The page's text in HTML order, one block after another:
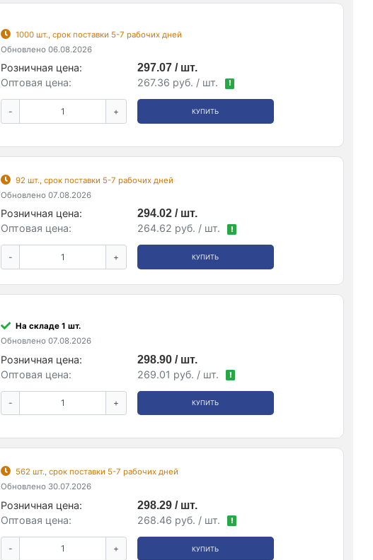
1000 шт., срок поставки 5-7 рабочих дней
Обновлено 06.08.2026
Розничная цена:
297.07 / шт.
Оптовая цена:
267.36 руб. / шт. !
- + КУПИТЬ
92 шт., срок поставки 5-7 рабочих дней
Обновлено 07.08.2026
Розничная цена:
294.02 / шт.
Оптовая цена:
264.62 руб. / шт. !
- + КУПИТЬ
На складе 1 шт.
Обновлено 07.08.2026
Розничная цена:
298.90 / шт.
Оптовая цена:
269.01 руб. / шт. !
- + КУПИТЬ
562 шт., срок поставки 5-7 рабочих дней
Обновлено 30.07.2026
Розничная цена:
298.29 / шт.
Оптовая цена:
268.46 руб. / шт. !
- + КУПИТЬ